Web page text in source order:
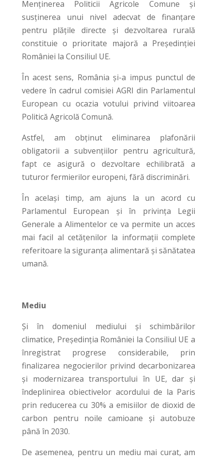
Menținerea Politicii Agricole Comune și
susținerea unui nivel adecvat de finanțare
pentru plățile directe și dezvoltarea rurală
constituie o prioritate majoră a Președinției
României la Consiliul UE.
În acest sens, România și-a impus punctul de
vedere în cadrul comisiei AGRI din Parlamentul
European cu ocazia votului privind viitoarea
Politică Agricolă Comună.
Astfel, am obținut eliminarea plafonării
obligatorii a subvențiilor pentru agricultură,
fapt ce asigură o dezvoltare echilibrată a
tuturor fermierilor europeni, fără discriminări.
În același timp, am ajuns la un acord cu
Parlamentul European și în privința Legii
Generale a Alimentelor ce va permite un acces
mai facil al cetățenilor la informații complete
referitoare la siguranța alimentară și sănătatea
umană.
Mediu
Și în domeniul mediului și schimbărilor
climatice, Președinția României la Consiliul UE a
înregistrat progrese considerabile, prin
finalizarea negocierilor privind decarbonizarea
și modernizarea transportului în UE, dar și
îndeplinirea obiectivelor acordului de la Paris
prin reducerea cu 30% a emisiilor de dioxid de
carbon pentru noile camioane și autobuze
până în 2030.
De asemenea, pentru un mediu mai curat, am